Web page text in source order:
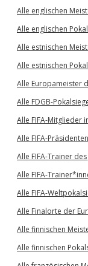
Alle englischen
Alle englischen
Alle estnischen
Alle estnischen
Alle Europameister
Alle FDGB-
Alle FIFA-Mitglieder
Alle FIFA-
Alle FIFA-Trainer des
Alle FIFA-
Alle FIFA-
Alle Finalorte der
Alle finnischen
Alle finnischen